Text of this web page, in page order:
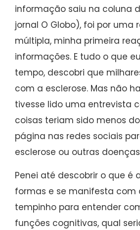
informação saiu na coluna
jornal O Globo), foi por uma
múltipla, minha primeira
informações. E tudo o que
tempo, descobri que
com a esclerose. Mas não
tivesse lido uma entrevista
coisas teriam sido menos
página nas redes sociais
esclerose ou outras
Penei até descobrir o que é
formas e se manifesta com
tempinho para entender
funções cognitivas, qual